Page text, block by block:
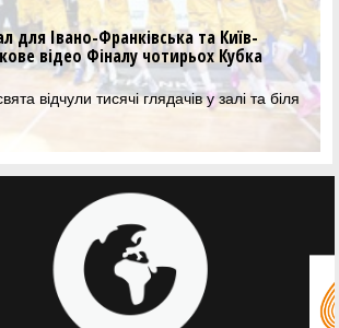
для Івано-Франківська та Київ-
відео Фіналу чотирьох Кубка
відчули тисячі глядачів у залі та біля